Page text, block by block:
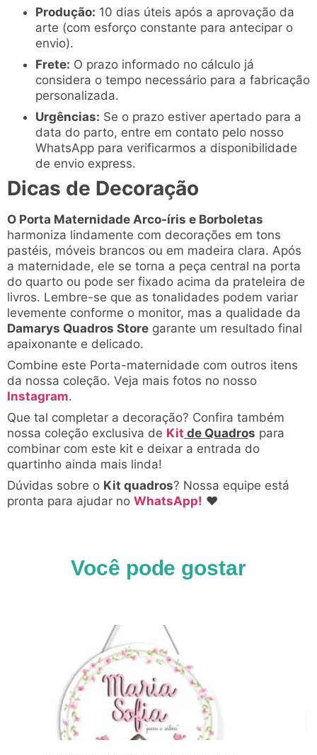
Produção: 10 dias úteis após a aprovação da
arte (com esforço constante para antecipar o
envio).
Frete: O prazo informado no cálculo já
considera o tempo necessário para a fabricação
personalizada.
Urgências: Se o prazo estiver apertado para a
data do parto, entre em contato pelo nosso
WhatsApp para verificarmos a disponibilidade
de envio express.
Dicas de Decoração
O Porta Maternidade Arco-íris e Borboletas
harmoniza lindamente com decorações em tons
pastéis, móveis brancos ou em madeira clara. Após
a maternidade, ele se torna a peça central na porta
do quarto ou pode ser fixado acima da prateleira de
livros. Lembre-se que as tonalidades podem variar
levemente conforme o monitor, mas a qualidade da
Damarys Quadros Store garante um resultado final
apaixonante e delicado.
Combine este Porta-maternidade com outros itens
da nossa coleção. Veja mais fotos no nosso
Instagram.
Que tal completar a decoração? Confira também
nossa coleção exclusiva de Kit de Quadros para
combinar com este kit e deixar a entrada do
quartinho ainda mais linda!
Dúvidas sobre o Kit quadros? Nossa equipe está
pronta para ajudar no WhatsApp! ♥
Você pode gostar